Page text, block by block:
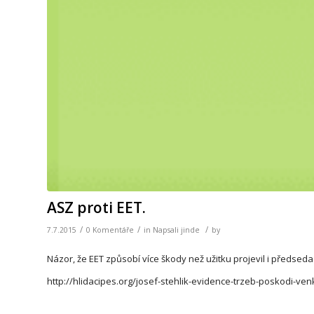
ASZ proti EET.
7.7.2015 / 0 Komentáře / in Napsali jinde / by
Názor, že EET způsobí více škody než užitku projevil i
http://hlidacipes.org/josef-stehlik-evidence-trzeb-poskodi-